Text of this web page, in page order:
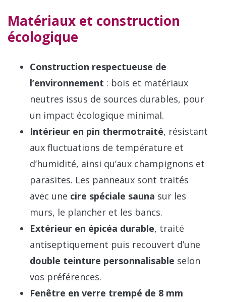
Matériaux et construction
écologique
Construction respectueuse de
l’environnement : bois et matériaux
neutres issus de sources durables, pour
un impact écologique minimal.
Intérieur en pin thermotraité, résistant
aux fluctuations de température et
d’humidité, ainsi qu’aux champignons et
parasites. Les panneaux sont traités
avec une cire spéciale sauna sur les
murs, le plancher et les bancs.
Extérieur en épicéa durable, traité
antiseptiquement puis recouvert d’une
double teinture personnalisable selon
vos préférences.
Fenêtre en verre trempé de 8 mm